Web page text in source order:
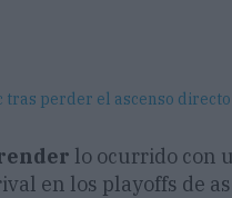
perder el ascenso
lo ocurrido con
en los playoffs de